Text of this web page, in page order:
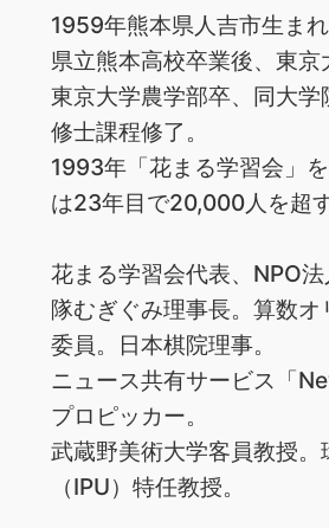
1959年熊本県人吉市生まれ
県立熊本高校卒業後、東京
東京大学農学部卒、同大
修士課程修了。
1993年「花まる学習会」
は23年目で20,000人を超す
花まる学習会代表、NPO
隊むぎぐみ理事長。算数オ
委員。日本棋院理事。
ニュース共有サービス「
プロピッカー。
武蔵野美術大学客員教授。
（IPU）特任教授。